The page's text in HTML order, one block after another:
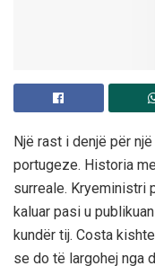
Një rast i denjë për
portugeze. Historia
surreale. Kryeministri
kaluar pasi u
kundër tij. Costa
se do të largohej nga